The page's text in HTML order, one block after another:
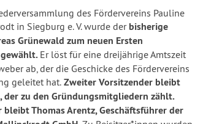
des Fördervereins Pauline
in Siegburg e. V. wurde der bisherige
Grünewald zum neuen Ersten
Er löst für eine dreijährige Amtszeit
ab, der die Geschicke des Fördervereins
geleitet hat. Zweiter Vorsitzender bleibt
der zu den Gründungsmitgliedern zählt.
bleibt Thomas Arentz, Geschäftsführer der